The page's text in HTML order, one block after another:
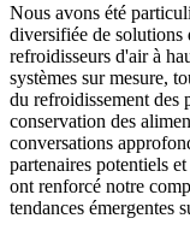
Nous avons été
diversifiée de solutions
refroidisseurs d'air à
systèmes sur mesure,
du refroidissement des
conservation des
conversations
partenaires potentiels
ont renforcé notre
tendances émergentes